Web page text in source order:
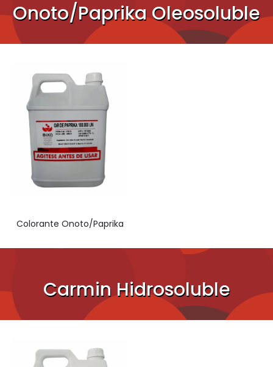
Onoto/Paprika Oleosoluble
Colorante Onoto/Paprika
Carmin Hidrosoluble